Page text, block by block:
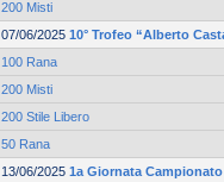
200 Misti
07/06/2025 10° Trofeo “Alberto
100 Rana
200 Misti
200 Stile Libero
50 Rana
13/06/2025 1a Giornata